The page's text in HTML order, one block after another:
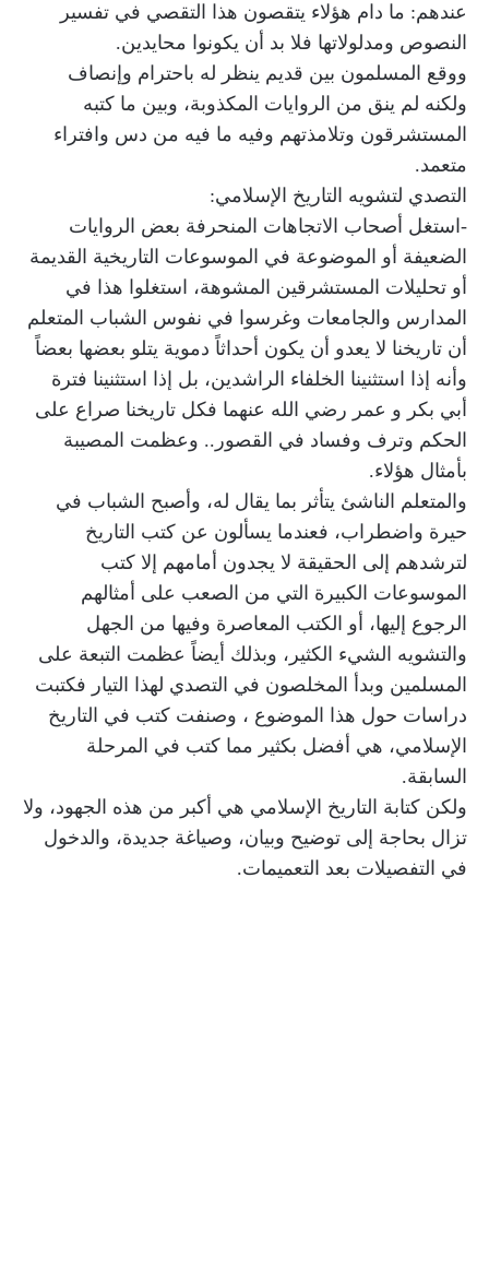
عندهم: ما دام هؤلاء يتقصون هذا التقصي في تفسير
النصوص ومدلولاتها فلا بد أن يكونوا محايدين.
ووقع المسلمون بين قديم ينظر له باحترام وإنصاف
ولكنه لم ينق من الروايات المكذوبة، وبين ما كتبه
المستشرقون وتلامذتهم وفيه ما فيه من دس وافتراء
متعمد.
التصدي لتشويه التاريخ الإسلامي:
-استغل أصحاب الاتجاهات المنحرفة بعض الروايات
الضعيفة أو الموضوعة في الموسوعات التاريخية القديمة
أو تحليلات المستشرقين المشوهة، استغلوا هذا في
المدارس والجامعات وغرسوا في نفوس الشباب المتعلم
أن تاريخنا لا يعدو أن يكون أحداثاً دموية يتلو بعضها بعضاً
وأنه إذا استثنينا الخلفاء الراشدين، بل إذا استثنينا فترة
أبي بكر و عمر رضي الله عنهما فكل تاريخنا صراع على
الحكم وترف وفساد في القصور.. وعظمت المصيبة
بأمثال هؤلاء.
والمتعلم الناشئ يتأثر بما يقال له، وأصبح الشباب في
حيرة واضطراب، فعندما يسألون عن كتب التاريخ
لترشدهم إلى الحقيقة لا يجدون أمامهم إلا كتب
الموسوعات الكبيرة التي من الصعب على أمثالهم
الرجوع إليها، أو الكتب المعاصرة وفيها من الجهل
والتشويه الشيء الكثير، وبذلك أيضاً عظمت التبعة على
المسلمين وبدأ المخلصون في التصدي لهذا التيار فكتبت
دراسات حول هذا الموضوع ، وصنفت كتب في التاريخ
الإسلامي، هي أفضل بكثير مما كتب في المرحلة
السابقة.
ولكن كتابة التاريخ الإسلامي هي أكبر من هذه الجهود، ولا
تزال بحاجة إلى توضيح وبيان، وصياغة جديدة، والدخول
في التفصيلات بعد التعميمات.